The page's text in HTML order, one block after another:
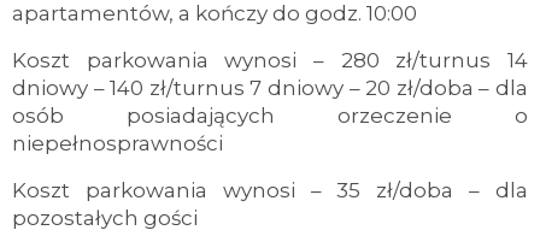
apartamentów, a kończy do godz. 10:00
Koszt parkowania wynosi – 280 zł/turnus 14
dniowy – 140 zł/turnus 7 dniowy – 20 zł/doba– dla
osób posiadających orzeczenie o
niepełnosprawności
Koszt parkowania wynosi – 35 zł/doba – dla
pozostałych gości